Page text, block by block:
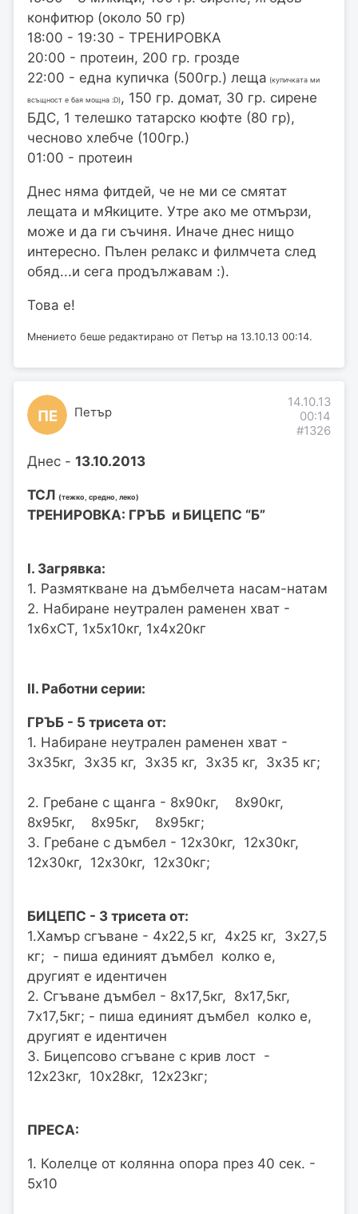
конфитюр (около 50 гр)
18:00 - 19:30 - ТРЕНИРОВКА
20:00 - протеин, 200 гр. грозде
22:00 - една купичка (500гр.) леща (купичката ми
всъщност е бая мощна :D), 150 гр. домат, 30 гр. сирене
БДС, 1 телешко татарско кюфте (80 гр),
чесново хлебче (100гр.)
01:00 - протеин
Днес няма фитдей, че не ми се смятат
лещата и мЯкиците. Утре ако ме отмързи,
може и да ги съчиня. Иначе днес нищо
интересно. Пълен релакс и филмчета след
обяд...и сега продължавам :).
Това е!
Мнението беше редактирано от Петър на 13.10.13 00:14.
ПЕ Петър
14.10.13
00:14
#1326
Днес - 13.10.2013
ТСЛ (тежко, средно, леко)
ТРЕНИРОВКА: ГРЪБ и БИЦЕПС “Б”
I. Загрявка:
1. Размяткване на дъмбелчета насам-натам
2. Набиране неутрален раменен хват -
1х6хСТ, 1х5х10кг, 1х4х20кг
II. Работни серии:
ГРЪБ - 5 трисета от:
1. Набиране неутрален раменен хват -
3х35кг, 3х35 кг, 3х35 кг, 3х35 кг, 3х35 кг;
2. Гребане с щанга - 8х90кг, 8х90кг,
8х95кг, 8х95кг, 8х95кг;
3. Гребане с дъмбел - 12х30кг, 12х30кг,
12х30кг, 12х30кг, 12х30кг;
БИЦЕПС - 3 трисета от:
1.Хамър сгъване - 4х22,5 кг, 4х25 кг, 3х27,5
кг; - пиша единият дъмбел колко е,
другият е идентичен
2. Сгъване дъмбел - 8х17,5кг, 8х17,5кг,
7х17,5кг; - пиша единият дъмбел колко е,
другият е идентичен
3. Бицепсово сгъване с крив лост -
12х23кг, 10х28кг, 12х23кг;
ПРЕСА:
1. Колелце от колянна опора през 40 сек. -
5х10